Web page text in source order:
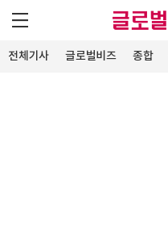
전체기사 글로벌비즈 종합